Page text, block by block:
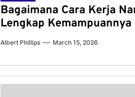
Bagaimana Cara Kerja
Lengkap Kemampuannya
Albert Phillips March 15, 2026